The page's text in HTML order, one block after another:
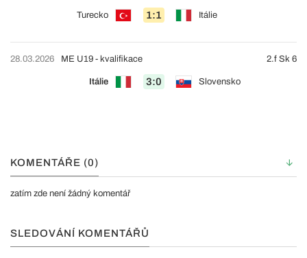
Turecko 1:1 Itálie
28.03.2026
Itálie 3:0 Slovensko
ME U19 - kvalifikace 2.f Sk 6
KOMENTÁŘE (0)
zatím zde není žádný komentář
SLEDOVÁNÍ KOMENTÁŘŮ